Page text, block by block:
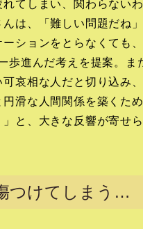
てしまい、関わらない
は、「難しい問題だね
ションをとらなくても
歩進んだ考えを提案。ま
哀相な人だと切り込み
滑な人間関係を築くた
と、大きな反響が寄せら
つけてしまう…